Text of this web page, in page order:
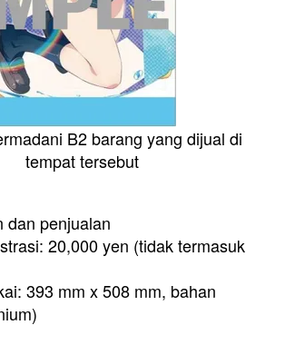
B2 barang yang dijual di
tempat tersebut
dan penjualan
20,000 yen (tidak termasuk
393 mm x 508 mm, bahan